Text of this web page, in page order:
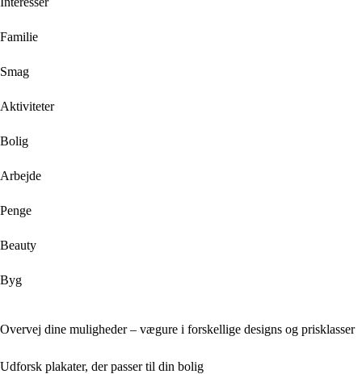
Familie
Smag
Aktiviteter
Bolig
Arbejde
Penge
Beauty
Byg
Overvej dine muligheder – vægure i forskellige designs og prisklasser
Udforsk plakater, der passer til din bolig